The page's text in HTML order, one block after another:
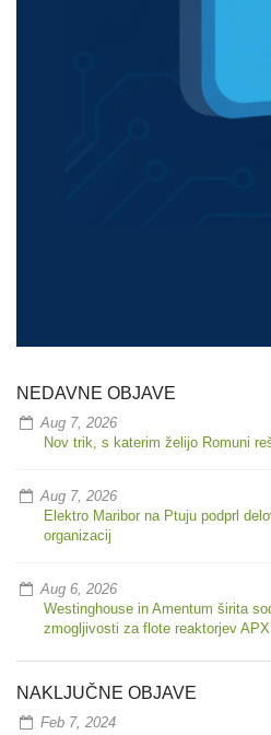
NEDAVNE OBJAVE
Aug 7, 2026
Nov trik, s katerim želijo Romuni
Aug 7, 2026
Elektro Maribor na Ptuju podprl
organizacij
Aug 6, 2026
Westinghouse in Amentum širita
zmogljivosti za flote reaktorjev APX
NAKLJUČNE OBJAVE
Feb 7, 2024